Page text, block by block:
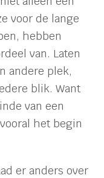
voor de lange
hebben
van. Laten
andere plek,
blik. Want
van een
het begin
er anders over